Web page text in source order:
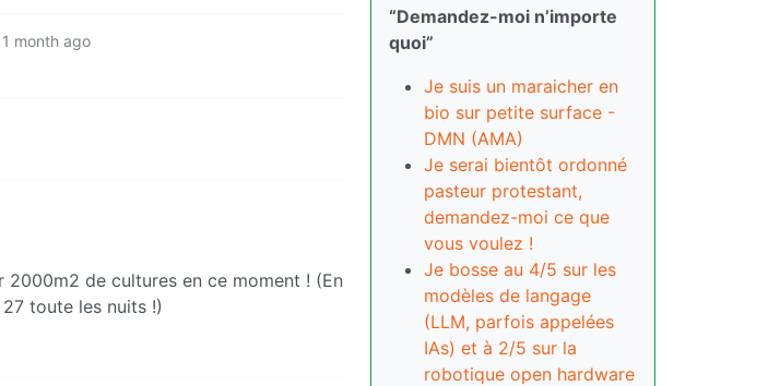
1 month ago
2000m2 de cultures en ce moment ! (En
toute les nuits !)
“Demandez-moi n’importe
quoi”
Je suis un maraicher en
bio sur petite surface -
DMN (AMA)
Je serai bientôt ordonné
pasteur protestant,
demandez-moi ce que
vous voulez !
Je bosse au 4/5 sur les
modèles de langage
(LLM, parfois appelées
IAs) et à 2/5 sur la
robotique open hardware